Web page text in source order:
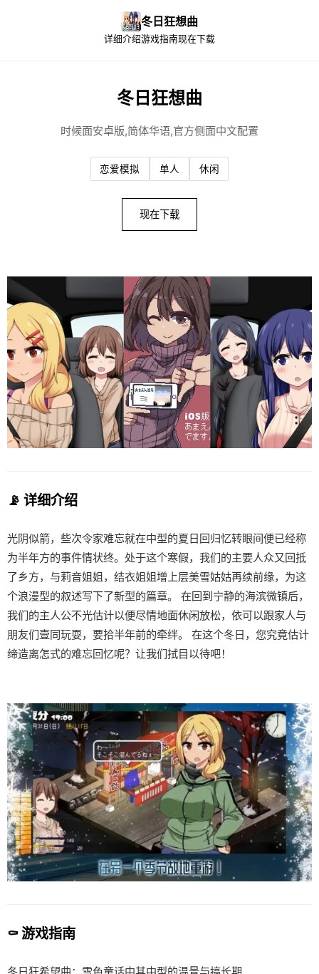
冬日狂想曲
详细介绍游戏指南现在下载
冬日狂想曲
时候面安卓版,简体华语,官方侧面中文配置
恋爱模拟 单人 休闲
现在下载
📡 详细介绍
光阴似箭，些次令家难忘就在中型的夏日回归忆转眼间便已经称
为半年方的事件情状终。处于这个寒假，我们的主要人众又回抵
了乡方，与莉音姐姐，结衣姐姐增上层美雪姑姑再续前缘，为这
个浪漫型的叙述写下了新型的篇章。 在回到宁静的海滨微镇后，
我们的主人公不光估计以便尽情地面休闲放松，依可以跟家人与
朋友们壹同玩耍，要拾半年前的牵绊。 在这个冬日，您究竟估计
缔造离怎式的难忘回忆呢？让我们拭目以待吧！
⚰️ 游戏指南